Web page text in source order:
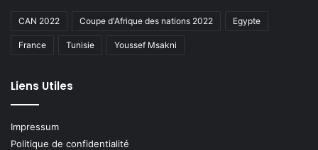
CAN 2022 Coupe d'Afrique des nations 2022 Egypte
France Tunisie Youssef Msakni
Liens Utiles
Impressum
Politique de confidentialité